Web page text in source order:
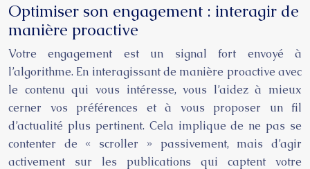
Optimiser son engagement : interagir de
manière proactive
Votre engagement est un signal fort envoyé à
l’algorithme. En interagissant de manière proactive avec
le contenu qui vous intéresse, vous l’aidez à mieux
cerner vos préférences et à vous proposer un fil
d’actualité plus pertinent. Cela implique de ne pas se
contenter de « scroller » passivement, mais d’agir
activement sur les publications qui captent votre